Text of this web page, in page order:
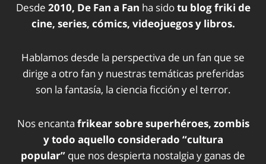
Desde 2010, De Fan a Fan ha sidotu blog friki de
cine, series, cómics, videojuegos y libros.
Hablamos desde la perspectiva de un fan que se
dirige a otro fan y nuestras temáticas preferidas
son la fantasía, la ciencia ficción y el terror.
Nos encanta frikear sobre superhéroes, zombis
y todo aquello considerado “cultura
popular” que nos despierta nostalgia y ganas de